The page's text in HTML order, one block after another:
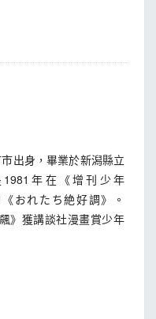
出身，畢業於新潟縣立
年在《增刊少年
おれたち絶好調》。
》獲講談社漫畫賞少年